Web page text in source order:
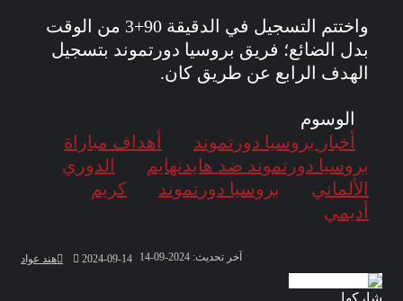
واختتم التسجيل في الدقيقة 90+3 من الوقت
بدل الضائع؛ فريق بروسيا دورتموند بتسجيل
الهدف الرابع عن طريق كان.
الوسوم
أخبار بروسيا دورتموند
أهداف مباراة
بروسيا دورتموند ضد هايدنهايم
الدوري
الألماني
بروسيا دورتموند
كريم
أديمي
هند عواد 2024-09-14 آخر تحديث: 2024-09-14
شاركها